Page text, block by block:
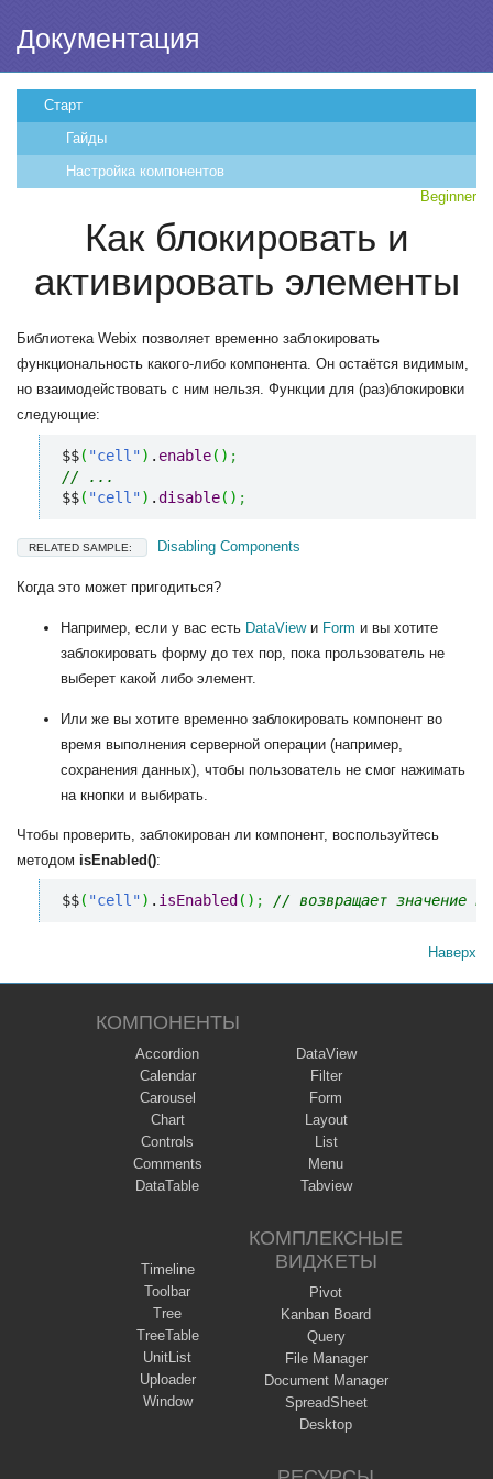
Документация
Старт
Гайды
Настройка компонентов
Beginner
Как блокировать и
активировать элементы
Библиотека Webix позволяет временно заблокировать
функциональность какого-либо компонента. Он остаётся видимым,
но взаимодействовать с ним нельзя. Функции для (раз)блокировки
следующие:
$$( "cell") . enable( ) ;
// ...
$$( "cell") .disable( ) ;
RELATED SAMPLE: Disabling Components
Когда это может пригодиться?
Например, если у вас есть DataViewи Form и вы хотите
заблокировать форму до тех пор, пока прользователь не
выберет какой либо элемент.
Или же вы хотите временно заблокировать компонент во
время выполнения серверной операции (например,
сохранения данных), чтобы пользователь не смог нажимать
на кнопки и выбирать.
Чтобы проверить, заблокирован ли компонент, воспользуйтесь
методом isEnabled():
$$( "cell") . isEnabled ( ) ; // возвращает значение
Наверх
КОМПОНЕНТЫ
Accordion
Calendar
Carousel
Chart
Controls
Comments
DataTable
DataView
Filter
Form
Layout
List
Menu
Tabview
Timeline
Toolbar
Tree
TreeTable
UnitList
Uploader
Window
КОМПЛЕКСНЫЕ
ВИДЖЕТЫ
Pivot
Kanban Board
Query
File Manager
Document Manager
SpreadSheet
Desktop